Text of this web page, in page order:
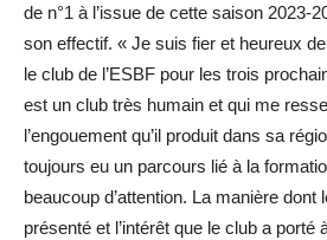
de n°1 à l’issue de cette saison 2023-
son effectif. « Je suis fier et heureux
le club de l’ESBF pour les trois
est un club très humain et qui me
l’engouement qu’il produit dans sa
toujours eu un parcours lié à la
beaucoup d’attention. La manière dont
présenté et l’intérêt que le club a porté